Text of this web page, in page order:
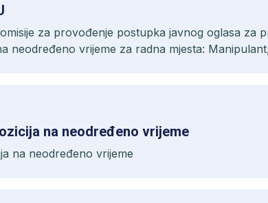
za provođenje postupka javnog oglasa za
neodređeno vrijeme za radna mjesta:
na neodređeno vrijeme
na neodređeno vrijeme